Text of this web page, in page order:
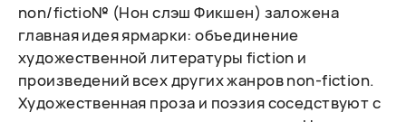
non/fictio№ (Нон слэш Фикшен) заложена
главная идея ярмарки: объединение
художественной литературы fiction и
произведений всех других жанров non-fiction.
Художественная проза и поэзия соседствуют с